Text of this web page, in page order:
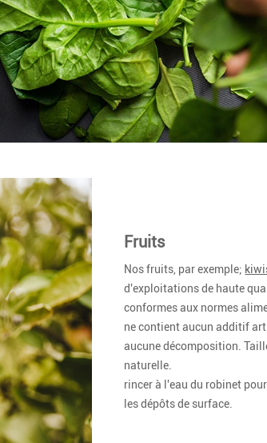
Fruits
Nos fruits, par exemple;
d'exploitations de haute
conformes aux normes
ne contient aucun additif
aucune décomposition.
naturelle.
rincer à l'eau du robinet
les dépôts de surface.